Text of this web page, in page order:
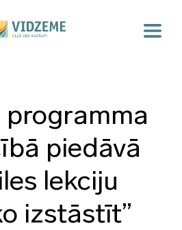
piedāvā
lekciju
izstāstīt”